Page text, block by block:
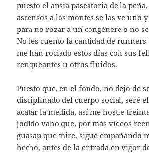
puesto el ansia paseatoria de la
ascensos a los montes se las ve uno y
para no rozar a un congénere o no
No les cuento la cantidad de runners
me han rociado estos días con sus
renqueantes u otros fluidos.
Puesto que, en el fondo, no dejo de
disciplinado del cuerpo social, seré
acatar la medida, así me hostie
jodido vaho que, por más vídeos
guasap que mire, sigue empañando
hecho, antes de la entrada en vigor